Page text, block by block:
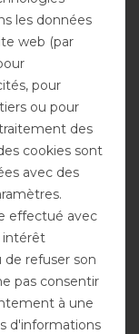
bref :
vacances et le
Rug Bag
les données
web (par
pour
ou pour
des
cookies sont
avec des
effectué avec
intérêt
refuser son
pas consentir
à une
d'informations